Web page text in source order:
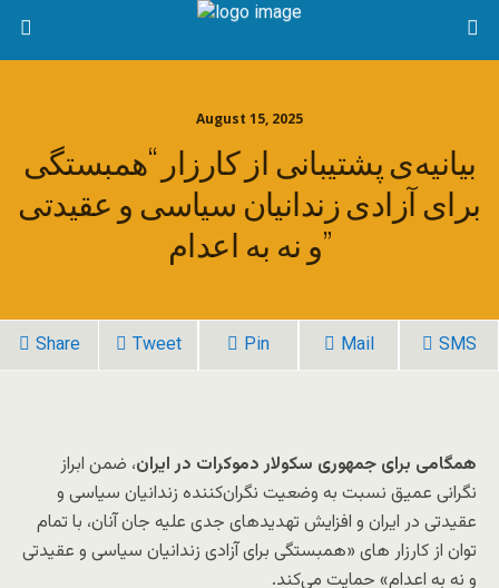
August 15, 2025
بیانیه‌ی پشتیبانی از کارزار “همبستگی
برای آزادی زندانیان سیاسی و عقیدتی
و نه به اعدام”
Share Tweet Pin Mail SMS
همگامی برای جمهوری سکولار دموکرات در ایران، ضمن ابراز
نگرانی عمیق نسبت به وضعیت نگران‌کننده‌ زندانیان سیاسی و
عقیدتی در ایران و افزایش تهدیدهای جدی علیه جان آنان، با تمام
توان از کارزار های «همبستگی برای آزادی زندانیان سیاسی و عقیدتی
و نه به اعدام» حمایت می‌کند.